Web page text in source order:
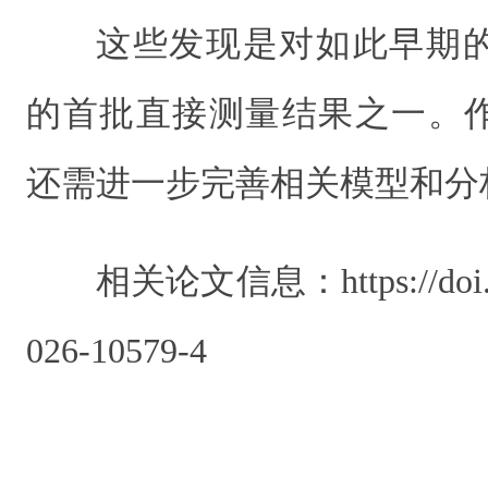
这些发现是对如此早期
的首批直接测量结果之一。
还需进一步完善相关模型和分
相关论文信息：https://
026-10579-4